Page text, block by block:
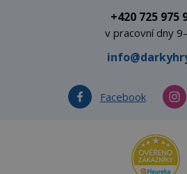
+420 725 975
v pracovní dny
Facebook